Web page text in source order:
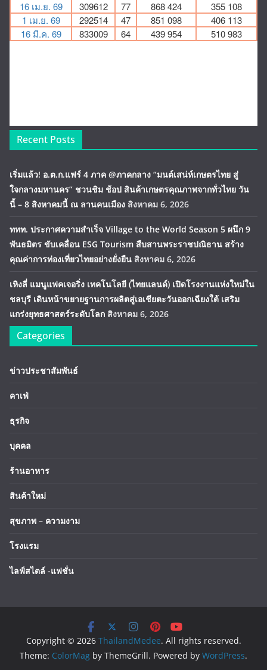
Recent Posts
เริ่มแล้ว! อ.ต.ก.แฟร์ 4 ภาค @ภาคกลาง “มนต์เสน่ห์เกษตรไทย สู่
ใจกลางมหานคร” ชวนชิม ช้อป สินค้าเกษตรคุณภาพจากทั่วไทย วัน
นี้ – 8 สิงหาคมนี้ ณ ลานคนเมือง สิงหาคม 6, 2026
ททท. ประกาศความสำเร็จ Village to the World Season 5 ผนึก 9
พันธมิตร ขับเคลื่อน ESG Tourism สืบสานพระราชปณิธาน สร้าง
คุณค่าการท่องเที่ยวไทยอย่างยั่งยืน สิงหาคม 6, 2026
เหิงลี่ แมนูแฟคเจอริ่ง เทคโนโลยี (ไทยแลนด์) เปิดโรงงานแห่งใหม่ใน
ชลบุรี เดินหน้าขยายฐานการผลิตสู่เอเชียตะวันออกเฉียงใต้ เสริม
แกร่งยุทธศาสตร์ระดับโลก สิงหาคม 6, 2026
Categories
ข่าวประชาสัมพันธ์
คาเฟ่
ธุรกิจ
บุคคล
ร้านอาหาร
สินค้าใหม่
สุขภาพ – ความงาม
โรงแรม
ไลฟ์สไตล์ -แฟชั่น
Copyright © 2026 ThailandMedee. All rights reserved.
Theme: ColorMag by ThemeGrill. Powered by WordPress.